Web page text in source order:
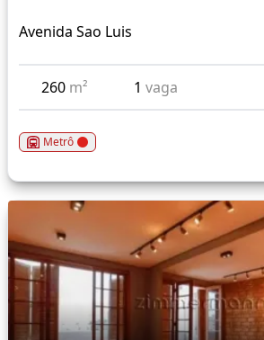
Avenida Sao Luis
260 m² 1 vaga
Metrô